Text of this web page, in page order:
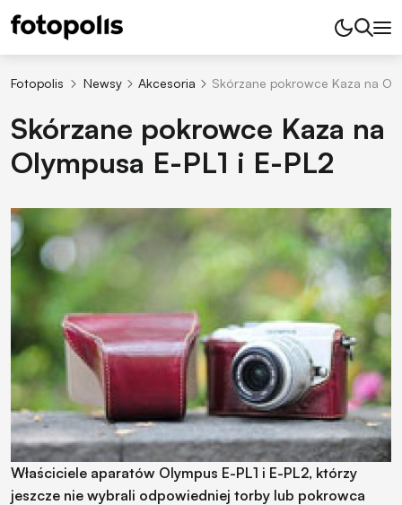
Fotopolis Newsy Akcesoria Skórzane pokrowce Kaza na
Skórzane pokrowce Kaza na
Olympusa E-PL1 i E-PL2
Właściciele aparatów Olympus E-PL1 i E-PL2, którzy
jeszcze nie wybrali odpowiedniej torby lub pokrowca